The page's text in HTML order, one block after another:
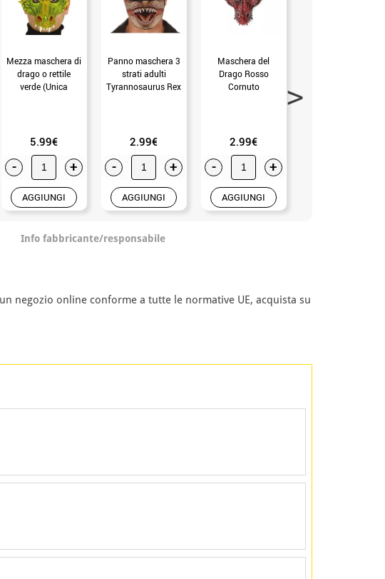
Mezza maschera di
drago o rettile
verde (Unica
5.99€
- +
AGGIUNGI
Panno maschera 3
strati adulti
Tyrannosaurus Rex
2.99€
- +
AGGIUNGI
Maschera del
Drago Rosso
Cornuto
2.99€
- +
AGGIUNGI
Info fabbricante/responsabile
negozio online conforme a tutte le normative UE, acquista su